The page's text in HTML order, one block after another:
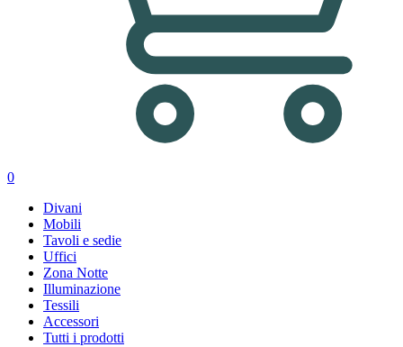
0
Divani
Mobili
Tavoli e sedie
Uffici
Zona Notte
Illuminazione
Tessili
Accessori
Tutti i prodotti